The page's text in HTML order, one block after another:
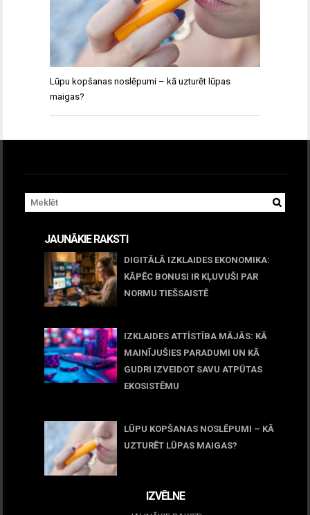
Lūpu kopšanas noslēpumi – kā uzturēt lūpas
maigas?
JAUNĀKIE RAKSTI
DIGITĀLĀ IZKLAIDES EKONOMIKA:
KĀPĒC BONUSI IR KĻUVUŠI PAR
NORMU TIEŠSAISTĒ
IZKLAIDES ATTĪSTĪBA MĀJĀS: KĀ
MAINĪJUŠIES PARADUMI UN KĀ
GUDRI IZVEIDOT SAVU ATPŪTAS
EKOSISTĒMU
LŪPU KOPŠANAS NOSLĒPUMI – KĀ
UZTURĒT LŪPAS MAIGAS?
IZVĒLNE